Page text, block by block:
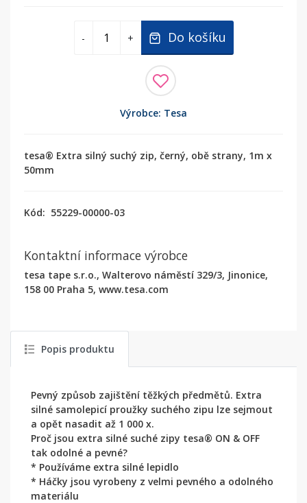
- + Do košíku
Výrobce: Tesa
tesa® Extra silný suchý zip, černý, obě strany, 1m x
50mm
Kód: 55229-00000-03
Kontaktní informace výrobce
tesa tape s.r.o., Walterovo náměstí 329/3, Jinonice,
158 00 Praha 5, www.tesa.com
Popis produktu
Pevný způsob zajištění těžkých předmětů. Extra
silné samolepicí proužky suchého zipu lze sejmout
a opět nasadit až 1 000 x.
Proč jsou extra silné suché zipy tesa® ON & OFF
tak odolné a pevné?
* Používáme extra silné lepidlo
* Háčky jsou vyrobeny z velmi pevného a odolného
materiálu